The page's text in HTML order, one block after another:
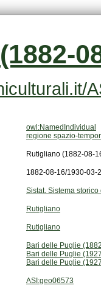
owl:NamedIndividual
regione spazio-
Rutigliano (1882-08-
1882-08-16/1930-03-
Sistat. Sistema
Rutigliano
Rutigliano
Bari delle Puglie
Bari delle Puglie
Bari delle Puglie
ASI:geo06573